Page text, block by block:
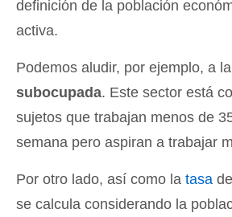
definición de la población
activa.
Podemos aludir, por ejemplo, a la
subocupada. Este sector está
sujetos que trabajan menos de
semana pero aspiran a trabajar
Por otro lado, así como la tasa
se calcula considerando la